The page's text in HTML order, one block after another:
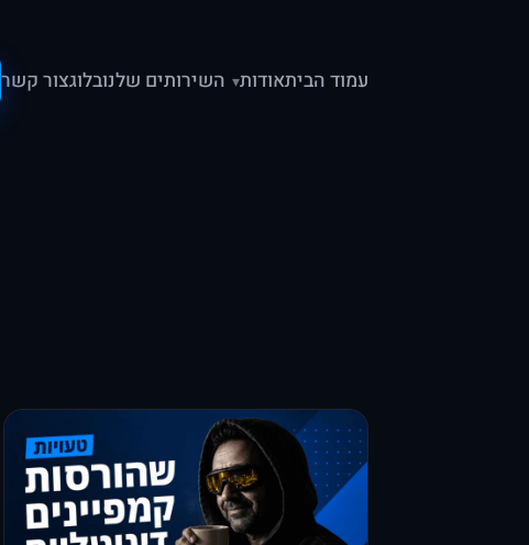
עמוד הביתאודות השירותים שלנובלוגצור קשר